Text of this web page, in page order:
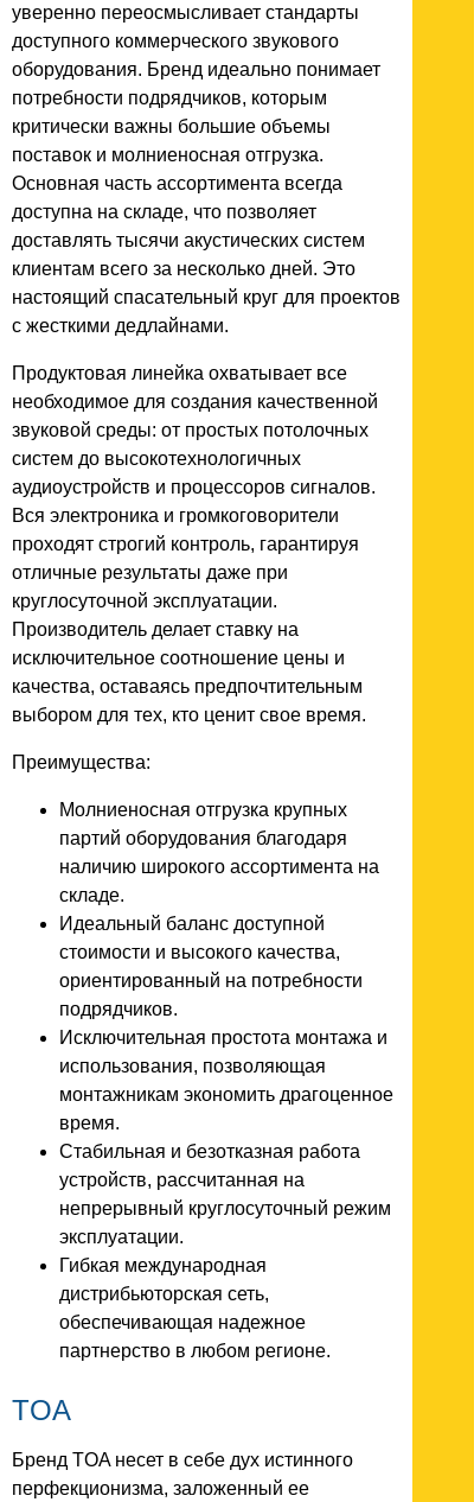
уверенно переосмысливает стандарты
доступного коммерческого звукового
оборудования. Бренд идеально понимает
потребности подрядчиков, которым
критически важны большие объемы
поставок и молниеносная отгрузка.
Основная часть ассортимента всегда
доступна на складе, что позволяет
доставлять тысячи акустических систем
клиентам всего за несколько дней. Это
настоящий спасательный круг для проектов
с жесткими дедлайнами.
Продуктовая линейка охватывает все
необходимое для создания качественной
звуковой среды: от простых потолочных
систем до высокотехнологичных
аудиоустройств и процессоров сигналов.
Вся электроника и громкоговорители
проходят строгий контроль, гарантируя
отличные результаты даже при
круглосуточной эксплуатации.
Производитель делает ставку на
исключительное соотношение цены и
качества, оставаясь предпочтительным
выбором для тех, кто ценит свое время.
Преимущества:
Молниеносная отгрузка крупных
партий оборудования благодаря
наличию широкого ассортимента на
складе.
Идеальный баланс доступной
стоимости и высокого качества,
ориентированный на потребности
подрядчиков.
Исключительная простота монтажа и
использования, позволяющая
монтажникам экономить драгоценное
время.
Стабильная и безотказная работа
устройств, рассчитанная на
непрерывный круглосуточный режим
эксплуатации.
Гибкая международная
дистрибьюторская сеть,
обеспечивающая надежное
партнерство в любом регионе.
TOA
Бренд TOA несет в себе дух истинного
перфекционизма, заложенный ее